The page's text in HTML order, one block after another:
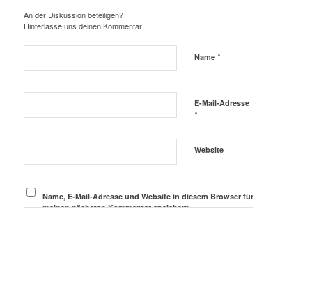
An der Diskussion beteiligen?
Hinterlasse uns deinen Kommentar!
Name *
E-Mail-Adresse
*
Website
Name, E-Mail-Adresse und Website in diesem Browser für
meinen nächsten Kommentar speichern.